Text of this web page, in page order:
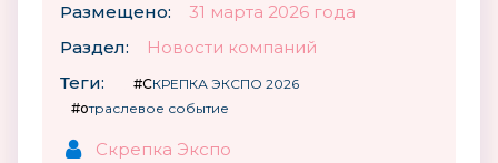
Размещено:
31 марта 2026 года
Раздел:
Новости компаний
Теги:
#СКРЕПКА ЭКСПО 2026
#отраслевое событие
Скрепка Экспо